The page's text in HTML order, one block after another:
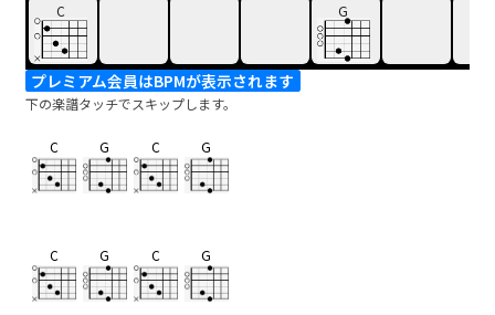
C G
プレミアム会員はBPMが表示されます
下の楽譜タッチでスキップします。
C G C G
C G C G